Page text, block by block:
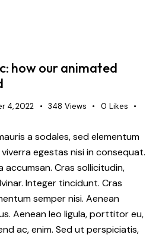
how our animated
4, 2022 348 Views 0 Likes
a sodales, sed elementum
egestas nisi in consequat.
accumsan. Cras sollicitudin,
Integer tincidunt. Cras
semper nisi. Aenean
Aenean leo ligula, porttitor eu,
ac, enim. Sed ut perspiciatis,